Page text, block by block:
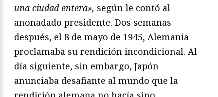
una ciudad entera», según le contó al
anonadado presidente. Dos semanas
después, el 8 de mayo de 1945, Alemania
proclamaba su rendición incondicional. Al
día siguiente, sin embargo, Japón
anunciaba desafiante al mundo que la